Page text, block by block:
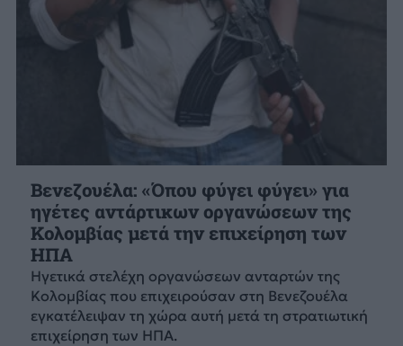
Βενεζουέλα: «Όπου φύγει φύγει» για
ηγέτες αντάρτικων οργανώσεων της
Κολομβίας μετά την επιχείρηση των
ΗΠΑ
Ηγετικά στελέχη οργανώσεων ανταρτών της
Κολομβίας που επιχειρούσαν στη Βενεζουέλα
εγκατέλειψαν τη χώρα αυτή μετά τη στρατιωτική
επιχείρηση των ΗΠΑ.